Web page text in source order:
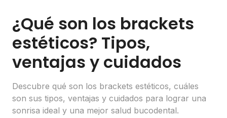
¿Qué son los brackets
estéticos? Tipos,
ventajas y cuidados
Descubre qué son los brackets estéticos, cuáles
son sus tipos, ventajas y cuidados para lograr una
sonrisa ideal y una mejor salud bucodental.